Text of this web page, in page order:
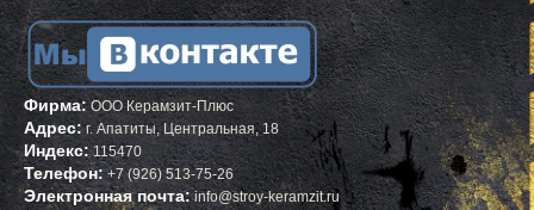
РАМЕНСКОЕ
РАССУДОВО
РАСТОРОПОВО
РЕММАШ
РЕУТОВ
РЕЧИЦЫ
РЕШЕТНИКОВО
РЖАВКИ
РОГАЧЕВО
РОГОЗИНО
РОДНИКИ
РУБЦОВСК
ГУБКИН
КЛИНЦЫ
УСМАНЬ
КУНГУР
КАЧКАНАР
КОЗЕЛЬСК
ШАРЬЯ
ЧИСТОПОЛЬ
ЕФРЕМОВ
ЧЕРНЯХОВСК
Фирма: ООО Керамзит-Плюс
Адрес:г. Апатиты, Центральная, 18
Индекс: 115470
Телефон: +7 (926) 513-75-26
Электронная почта: info@stroy-keramzit.ru